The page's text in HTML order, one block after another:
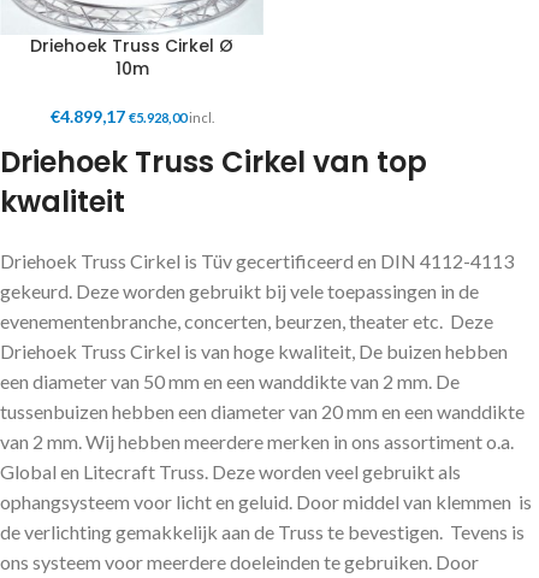
Driehoek Truss Cirkel Ø
10m
€4.899,17 €5.928,00incl.
Driehoek Truss Cirkel van top
kwaliteit
Driehoek Truss Cirkel is Tüv gecertificeerd en DIN 4112-4113
gekeurd. Deze worden gebruikt bij vele toepassingen in de
evenementenbranche, concerten, beurzen, theater etc. Deze
Driehoek Truss Cirkel is van hoge kwaliteit, De buizen hebben
een diameter van 50 mm en een wanddikte van 2 mm. De
tussenbuizen hebben een diameter van 20 mm en een wanddikte
van 2 mm. Wij hebben meerdere merken in ons assortiment o.a.
Global en Litecraft Truss. Deze worden veel gebruikt als
ophangsysteem voor licht en geluid. Door middel van klemmen is
de verlichting gemakkelijk aan de Truss te bevestigen. Tevens is
ons systeem voor meerdere doeleinden te gebruiken. Door